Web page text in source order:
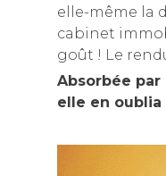
elle-même la
cabinet
goût ! Le
Absorbée
elle en oublia